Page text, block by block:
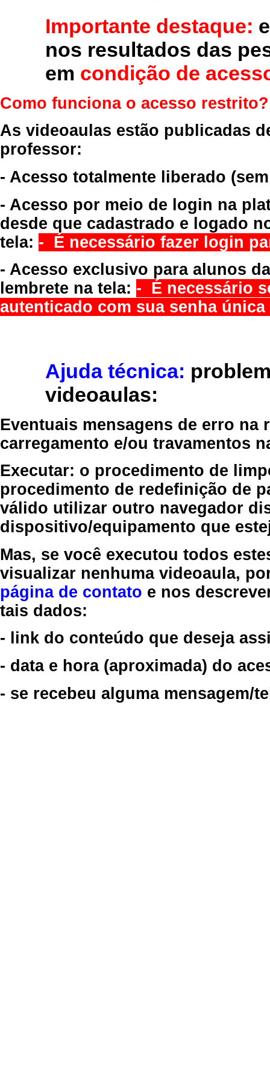
Importante destaque:
nos resultados das
em condição de
Como funciona o acesso restrito?
As videoaulas estão publicadas
professor:
- Acesso totalmente liberado
- Acesso por meio de login na
desde que cadastrado e logado
tela: - É necessário fazer login
- Acesso exclusivo para alunos
lembrete na tela: - É necessário
autenticado com sua senha
Ajuda técnica:
videoaulas:
Eventuais mensagens de erro
carregamento e/ou travamentos
Executar: o procedimento de
procedimento de redefinição de
válido utilizar outro navegador
dispositivo/equipamento que
Mas, se você executou todos
visualizar nenhuma videoaula,
página de contato e nos
tais dados:
- link do conteúdo que deseja
- data e hora (aproximada) do
- se recebeu alguma mensagem/